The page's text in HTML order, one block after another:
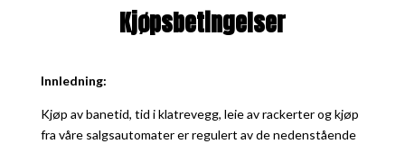
Kjøpsbetingelser
Innledning:
Kjøp av banetid, tid i klatrevegg, leie av rackerter og kjøp
fra våre salgsautomater er regulert av de nedenstående